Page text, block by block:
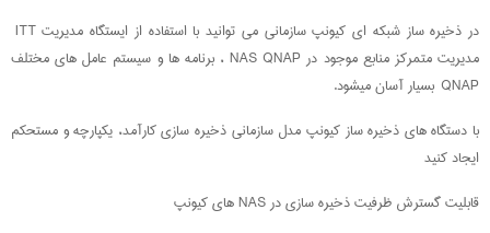
مدیریت متمرکز منابع موجود در NAS QNAP ، برنامه ها و سیستم عامل های مختلف
QNAP بسیار آسان میشود.
با دستگاه های ذخیره ساز کیونپ مدل سازمانی ذخیره سازی کارآمد، یکپارچه و مستحکم
ایجاد کنید
قابلیت گسترش ظرفیت ذخیره سازی در NAS های کیونپ